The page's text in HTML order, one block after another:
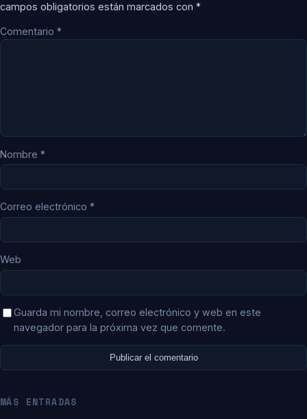
campos obligatorios están marcados con *
Comentario *
Nombre *
Correo electrónico *
Web
Guarda mi nombre, correo electrónico y web en este
navegador para la próxima vez que comente.
MÁS ENTRADAS